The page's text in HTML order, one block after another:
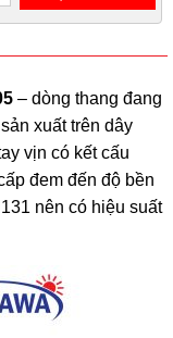
– dòng thang đang
xuất trên dây
vịn có kết cấu
đem đến độ bền
nên có hiệu suất